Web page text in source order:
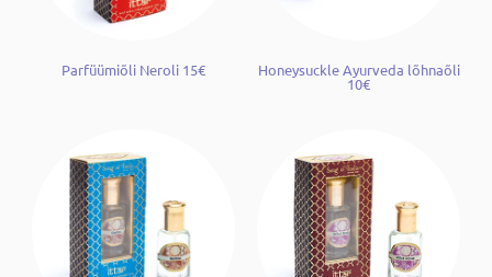
Parfüümiõli Neroli 15€ Honeysuckle Ayurveda lõhnaõli
10€